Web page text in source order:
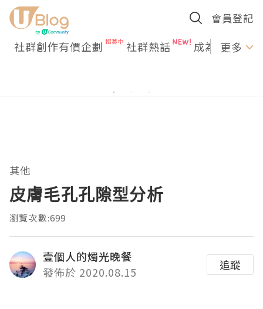
會員登記
社群創作有價企劃 社群熱話 成為U更多
其他
皮膚毛孔孔隙型分析
瀏覽次數:699
壹個人的燭光晚餐
發佈於 2020.08.15
追蹤